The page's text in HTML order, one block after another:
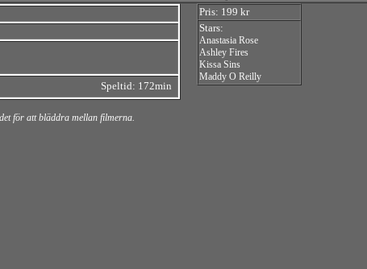
Speltid: 172min
Pris: 199 kr
Stars:
Anastasia Rose
Ashley Fires
Kissa Sins
Maddy O Reilly
för att bläddra mellan filmerna.